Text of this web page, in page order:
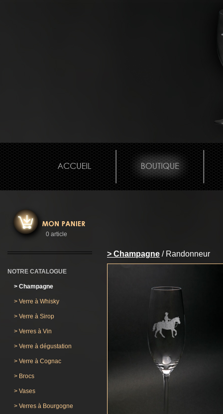
0 article
NOTRE CATALOGUE
> Champagne
> Verre à Whisky
> Verre à Sirop
> Verres à Vin
> Verre à dégustation
> Verre à Cognac
> Brocs
> Vases
> Verres à Bourgogne
> Champagne / Randonneur